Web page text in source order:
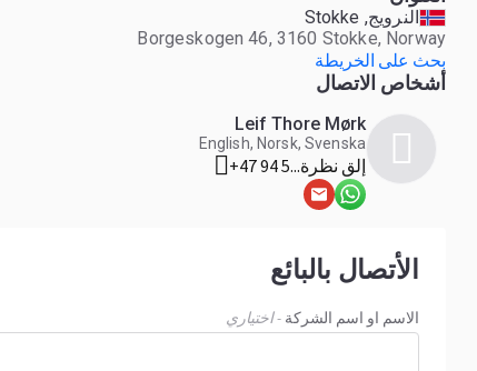
النرويج, Stokke
Borgeskogen 46, 3160 Stokke, Norway
بحث على الخريطة
أشخاص الاتصال
Leif Thore Mørk
English, Norsk, Svenska
+47 94 5...إلق نظرة
الأتصال بالبائع
الاسم او اسم الشركة - اختياري